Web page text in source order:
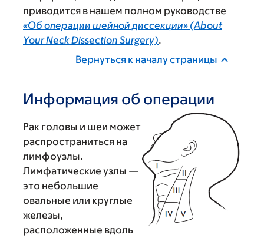
приводится в нашем полном руководстве
«Об операции шейной диссекции» (About
Your Neck Dissection Surgery).
Вернуться к началу страницы
Информация об операции
Рак головы и шеи может
распространиться на
лимфоузлы.
Лимфатические узлы —
это небольшие
овальные или круглые
железы,
расположенные вдоль